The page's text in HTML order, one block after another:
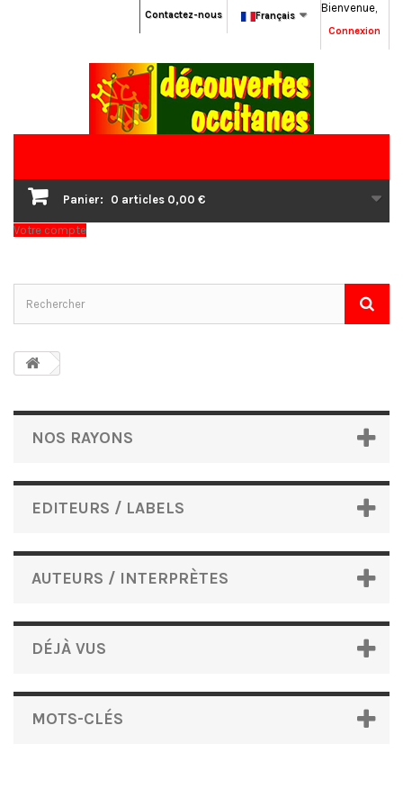
Bienvenue,
Connexion
Français
Contactez-nous
Panier: 0 articles 0,00 €
Votre compte
NOS RAYONS
EDITEURS / LABELS
AUTEURS / INTERPRÈTES
DÉJÀ VUS
MOTS-CLÉS